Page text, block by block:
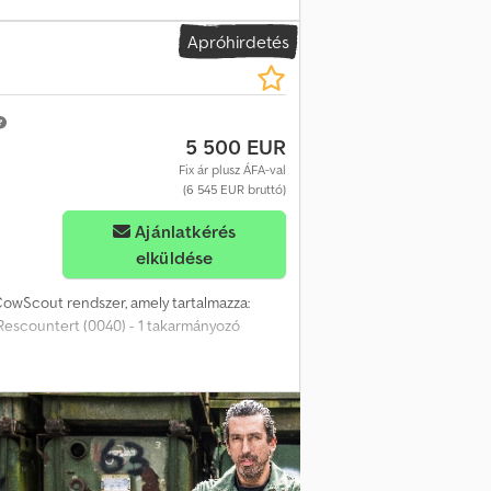
Apróhirdetés
5 500 EUR
Fix ár plusz ÁFA-val
(6 545 EUR bruttó)
Ajánlatkérés
elküldése
rendszer, amely tartalmazza:
(0040) - 1 takarmányozó